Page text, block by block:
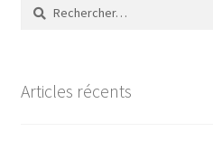
Rechercher :
Articles récents